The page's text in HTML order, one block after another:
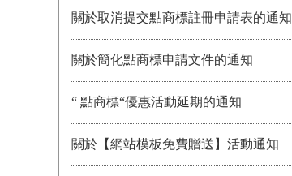
關於取消提交點商標註冊申請表的通知
關於簡化點商標申請文件的通知
“ 點商標“優惠活動延期的通知
關於【網站模板免費贈送】活動通知